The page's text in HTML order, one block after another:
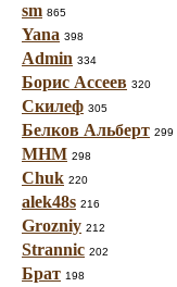
sm 865
Yana 398
Admin 334
Борис Ассеев 320
Скилеф 305
Белков Альберт 299
МНМ 298
Chuk 220
alek48s 216
Grozniy 212
Strannic 202
Брат 198